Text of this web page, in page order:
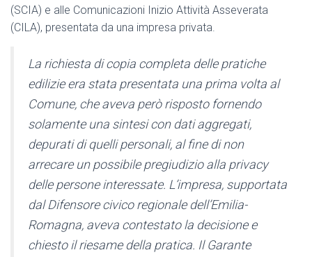
(SCIA) e alle Comunicazioni Inizio Attività Asseverata
(CILA), presentata da una impresa privata.
La richiesta di copia completa delle pratiche
edilizie era stata presentata una prima volta al
Comune, che aveva però risposto fornendo
solamente una sintesi con dati aggregati,
depurati di quelli personali, al fine di non
arrecare un possibile pregiudizio alla privacy
delle persone interessate. L’impresa, supportata
dal Difensore civico regionale dell’Emilia-
Romagna, aveva contestato la decisione e
chiesto il riesame della pratica. Il Garante